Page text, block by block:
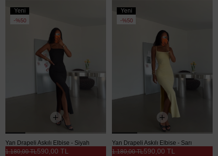
Yeni
Ürün
%50
Yan Drapeli Askılı Elbise - Siyah
590,00 TL
1.180,00 TL
Yeni
Ürün
%50
Yan Drapeli Askılı Elbise - Sarı
590,00 TL
1.180,00 TL